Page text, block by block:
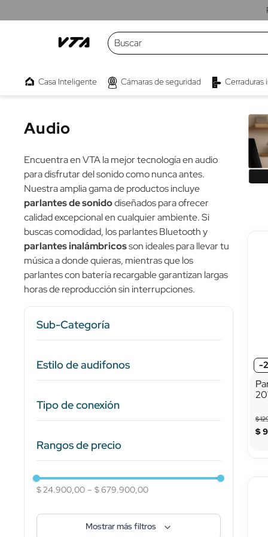
Buscar
Casa Inteligente Cámaras de seguridad Cerraduras
Audio
Audio
Encuentra en VTA la mejor tecnología en audio
para disfrutar del sonido como nunca antes.
Nuestra amplia gama de productos incluye
parlantes de sonidodiseñados para ofrecer
calidad excepcional en cualquier ambiente. Si
buscas comodidad, los parlantes Bluetooth y
parlantes inalámbricosson ideales para llevar tu
música a donde quieras, mientras que los
parlantes con batería recargable garantizan largas
horas de reproducción sin interrupciones.
Sub-Categoría
Audífonos
Estilo de vida
Tecnología para niños
Estilo de audifonos
Over-ear (diadema)
Bone conduction (conducción ósea)
Tipo de conexión
USB
Bluetooth
Inalámbricos (Bluetooth)
Rangos de precio
$ 24.900,00 – $ 679.900,00
Mostrar más filtros
-
$
$
cámaras
5. camara
6. micrófono
7. proyector
8. bombillo
. barra sonido
10. sensor